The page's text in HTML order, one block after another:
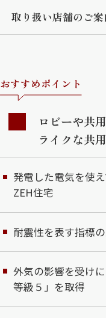
取り扱い店舗のご案
おすすめポイント
ロビーや共
ライクな共
発電した電気を使
ZEH住宅
耐震性を表す指標
外気の影響を受け
等級５」を取得